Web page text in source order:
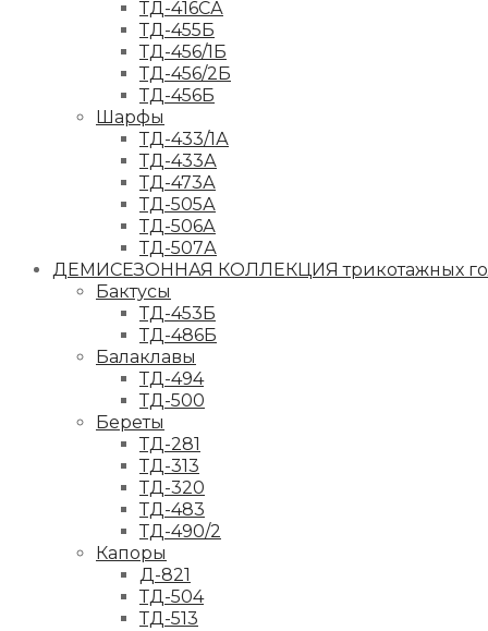
ТД-416СА
ТД-455Б
ТД-456/1Б
ТД-456/2Б
ТД-456Б
Шарфы
ТД-433/1А
ТД-433А
ТД-473А
ТД-505А
ТД-506А
ТД-507А
ДЕМИСЕЗОННАЯ КОЛЛЕКЦИЯ трикотажных
Бактусы
ТД-453Б
ТД-486Б
Балаклавы
ТД-494
ТД-500
Береты
ТД-281
ТД-313
ТД-320
ТД-483
ТД-490/2
Капоры
Д-821
ТД-504
ТД-513